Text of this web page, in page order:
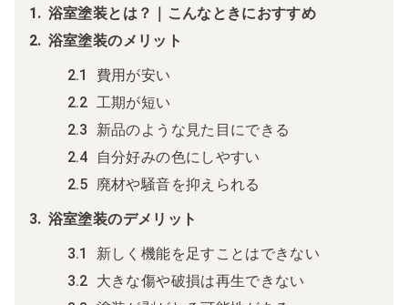
浴室塗装とは？｜こんなときにおすすめ
浴室塗装のメリット
費用が安い
工期が短い
新品のような見た目にできる
自分好みの色にしやすい
廃材や騒音を抑えられる
浴室塗装のデメリット
新しく機能を足すことはできない
大きな傷や破損は再生できない